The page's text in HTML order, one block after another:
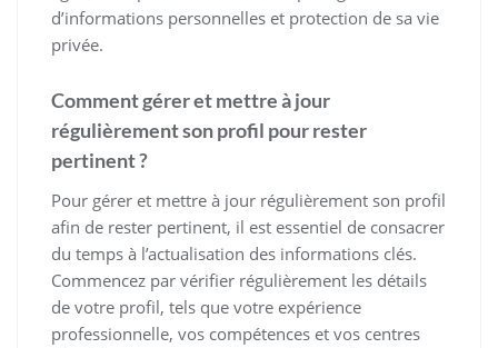
d’informations personnelles et protection de sa vie
privée.
Comment gérer et mettre à jour
régulièrement son profil pour rester
pertinent ?
Pour gérer et mettre à jour régulièrement son profil
afin de rester pertinent, il est essentiel de consacrer
du temps à l’actualisation des informations clés.
Commencez par vérifier régulièrement les détails
de votre profil, tels que votre expérience
professionnelle, vos compétences et vos centres